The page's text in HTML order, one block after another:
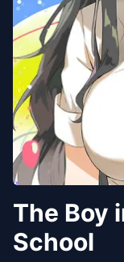
The Boy
School